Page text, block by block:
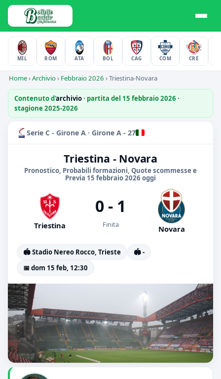
MIL ROM ATA BOL CAG COM CRE
Home›Archivio› Febbraio 2026 ›Triestina-Novara
Contenuto d'archivio· partita del 15 febbraio 2026 ·
stagione 2025-2026
Serie C - Girone A · Girone A - 27
Triestina - Novara
Pronostico, Probabili formazioni, Quote scommesse e
Previa 15 febbraio 2026 oggi
Triestina
0 - 1
Finita Novara
🏟️ Stadio Nereo Rocco, Trieste
🏟️ -
📅 dom 15 feb, 12:30